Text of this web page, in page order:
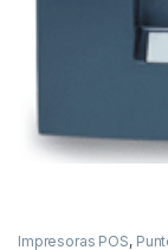
Impresoras POS,